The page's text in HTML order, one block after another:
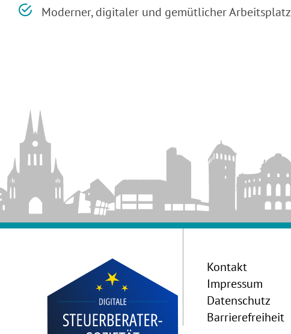
Moderner, digitaler und gemütlicher Arbeitsplatz
Kontakt
Impressum
Datenschutz
Barrierefreiheit